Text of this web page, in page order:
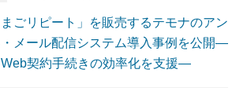
ごリピート」を販売するテモナのアン
メール配信システム導入事例を公開―
契約手続きの効率化を支援―